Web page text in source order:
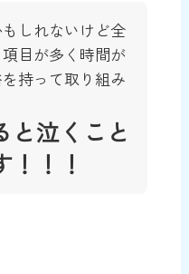
しれないけど全
目が多く時間が
持って取り組み
と泣くこと
！！！